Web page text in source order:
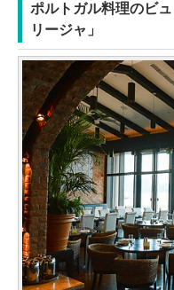
ポルトガル料理のビ
リージャ」